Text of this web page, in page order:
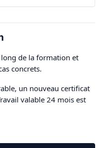
de la formation et
concrets.
un nouveau certificat
valable 24 mois est